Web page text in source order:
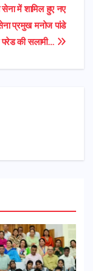
सेना में शामिल हुए नए
प्रमुख मनोज पांडे
की सलामी…